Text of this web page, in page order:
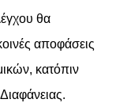
θα
αποφάσεις
κατόπιν